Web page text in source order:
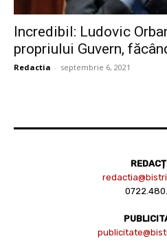
Incredibil: Ludovic
propriului Guvern,
Redactia - septembrie 6, 2021